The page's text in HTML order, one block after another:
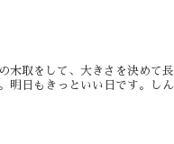
木取をして、大きさを決めて長
明日もきっといい日です。しん